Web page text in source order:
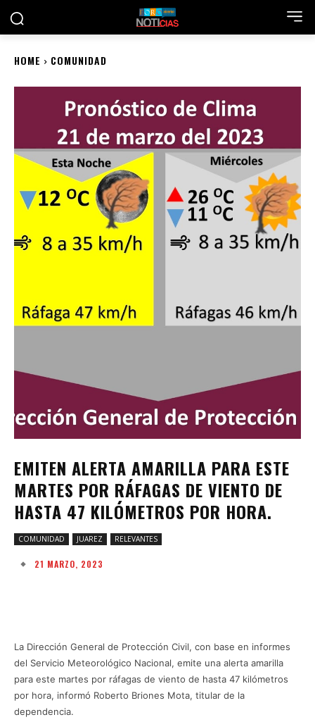
HOME COMUNIDAD
EMITEN ALERTA AMARILLA PARA ESTE
MARTES POR RÁFAGAS DE VIENTO DE
HASTA 47 KILÓMETROS POR HORA.
COMUNIDAD JUAREZ RELEVANTES
21 MARZO, 2023
La Dirección General de Protección Civil, con base en informes
del Servicio Meteorológico Nacional, emite una alerta amarilla
para este martes por ráfagas de viento de hasta 47 kilómetros
por hora, informó Roberto Briones Mota, titular de la
dependencia.